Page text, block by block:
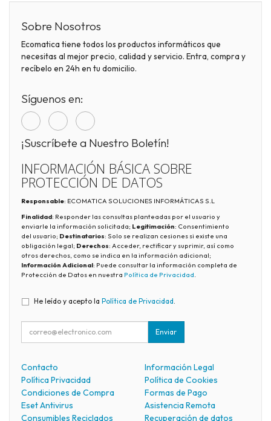
Sobre Nosotros
Ecomatica tiene todos los productos informáticos que
necesitas al mejor precio, calidad y servicio. Entra, compra y
recíbelo en 24h en tu domicilio.
Síguenos en:
¡Suscríbete a Nuestro Boletín!
INFORMACIÓN BÁSICA SOBRE
PROTECCIÓN DE DATOS
Responsable: ECOMATICA SOLUCIONES INFORMÁTICAS S.L
Finalidad: Responder las consultas planteadas por el usuario y
enviarle la información solicitada; Legitimación: Consentimiento
del usuario; Destinatarios: Solo se realizan cesiones si existe una
obligación legal; Derechos: Acceder, rectificar y suprimir, así como
otros derechos, como se indica en la información adicional;
Información Adicional: Puede consultar la información completa de
Protección de Datos en nuestra Política de Privacidad.
He leído y acepto la Política de Privacidad
Enviar
Contacto
Información Legal
Política Privacidad
Política de Cookies
Condiciones de Compra
Formas de Pago
Eset Antivirus
Asistencia Remota
Consumibles Reciclados
Recuperación de datos